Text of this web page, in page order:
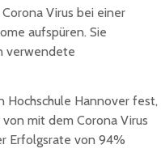
Virus bei einer
aufspüren. Sie
verwendete
Hochschule Hannover fest,
mit dem Corona Virus
Erfolgsrate von 94%